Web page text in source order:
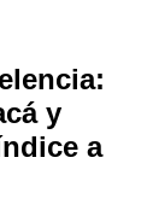
y
a